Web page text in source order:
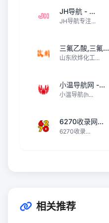
JH导航 - ...
JH导航专注...
三氟乙酸,三氟...
山东欣烨化工...
小温导航网 -...
小温导航(h...
6270收录网...
6270收录...
相关推荐